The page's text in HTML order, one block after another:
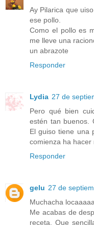
Ay Pilarica que
ese pollo.
Como el pollo es
me lleve una
un abrazote
Responder
Lydia 27 de
Pero qué bien
estén tan buenos.
El guiso tiene una
comienza ha hacer
Responder
gelu 27 de
Muchacha
Me acabas de
receta. Que